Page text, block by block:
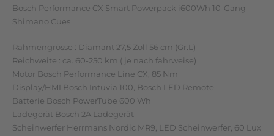
Bosch Performance CX Smart Powerpack i600Wh 10-Gang
Shimano Cues
Rahmengrösse : Diamant 27,5 Zoll 56 cm (Gr.L)
Reichweite : ca. 60-250 km ( je nach fahrweise)
Motor Bosch Performance Line CX, 85 Nm
Display/HMI Bosch Intuvia 100, Bosch LED Remote
Batterie Bosch PowerTube 600 Wh
Ladegerät Bosch 2A Ladegerät
Scheinwerfer Herrmans Nordic MR9, LED Scheinwerfer, 60 Lux